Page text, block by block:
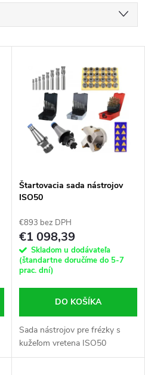
Štartovacia sada nástrojov
ISO50
€893 bez DPH
€1 098,39
Skladom u dodávateľa
(štandartne doručíme do 5-7
prac. dní)
DO KOŠÍKA
Sada nástrojov pre frézky s
kužeľom vretena ISO50